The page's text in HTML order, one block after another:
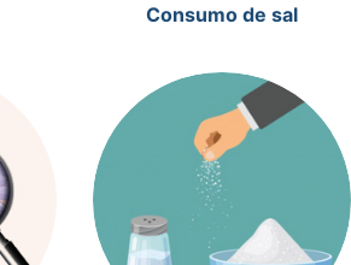
Consumo de sal